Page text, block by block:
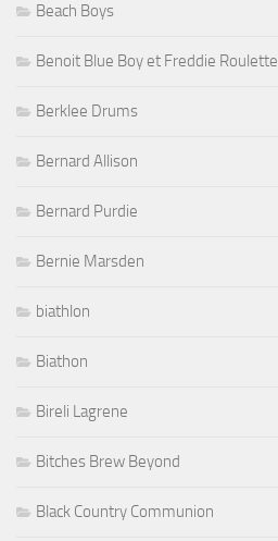
Beach Boys
Benoit Blue Boy et Freddie Roulette
Berklee Drums
Bernard Allison
Bernard Purdie
Bernie Marsden
biathlon
Biathon
Bireli Lagrene
Bitches Brew Beyond
Black Country Communion